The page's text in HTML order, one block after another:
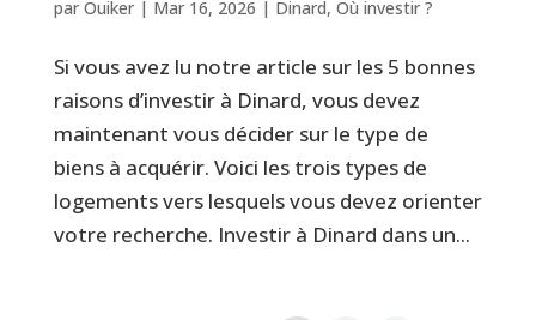
par Ouiker| Mar 16, 2026 | Dinard, Où investir ?
Si vous avez lu notre article sur les 5 bonnes
raisons d’investir à Dinard, vous devez
maintenant vous décider sur le type de
biens à acquérir. Voici les trois types de
logements vers lesquels vous devez orienter
votre recherche. Investir à Dinard dans un...